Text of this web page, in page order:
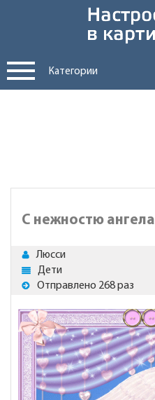
Категории
С нежностю ангела
Люсси
Дети
Отправлено 268 раз